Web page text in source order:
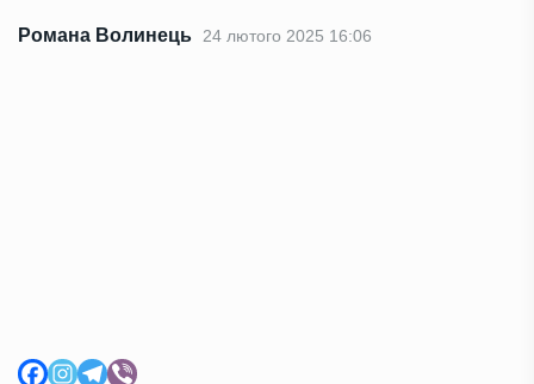
Романа Волинець 24 лютого 2025 16:06